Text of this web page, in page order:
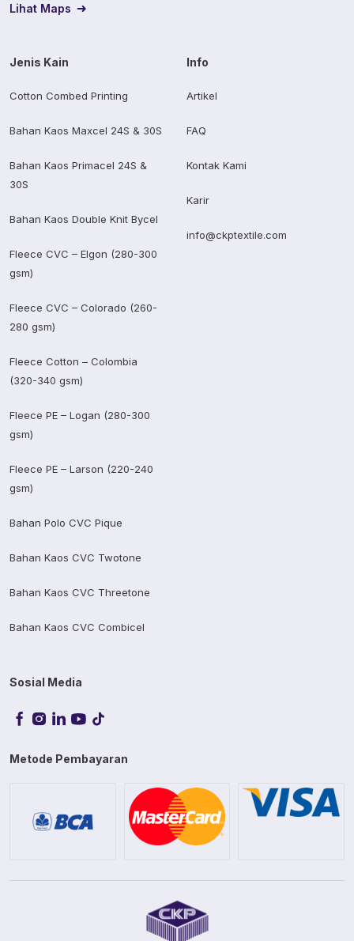
Lihat Maps
Jenis Kain
Cotton Combed Printing
Bahan Kaos Maxcel 24S & 30S
Bahan Kaos Primacel 24S &
30S
Bahan Kaos Double Knit Bycel
Fleece CVC – Elgon (280-300
gsm)
Fleece CVC – Colorado (260-
280 gsm)
Fleece Cotton – Colombia
(320-340 gsm)
Fleece PE – Logan (280-300
gsm)
Fleece PE – Larson (220-240
gsm)
Bahan Polo CVC Pique
Bahan Kaos CVC Twotone
Bahan Kaos CVC Threetone
Bahan Kaos CVC Combicel
Info
Artikel
FAQ
Kontak Kami
Karir
info@ckptextile.com
Sosial Media
Metode Pembayaran